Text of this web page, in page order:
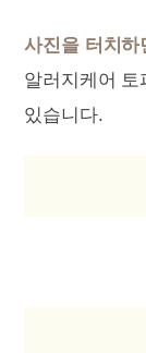
사진을 터치하
알러지케어
있습니다.